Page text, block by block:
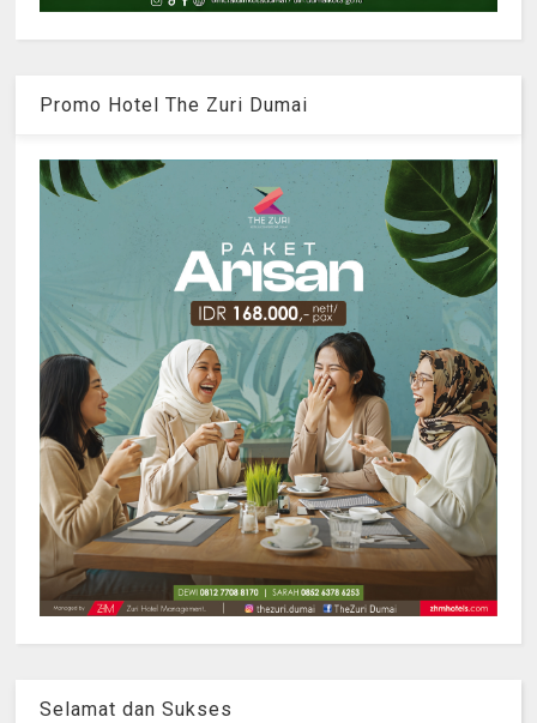
Promo Hotel The Zuri Dumai
Selamat dan Sukses